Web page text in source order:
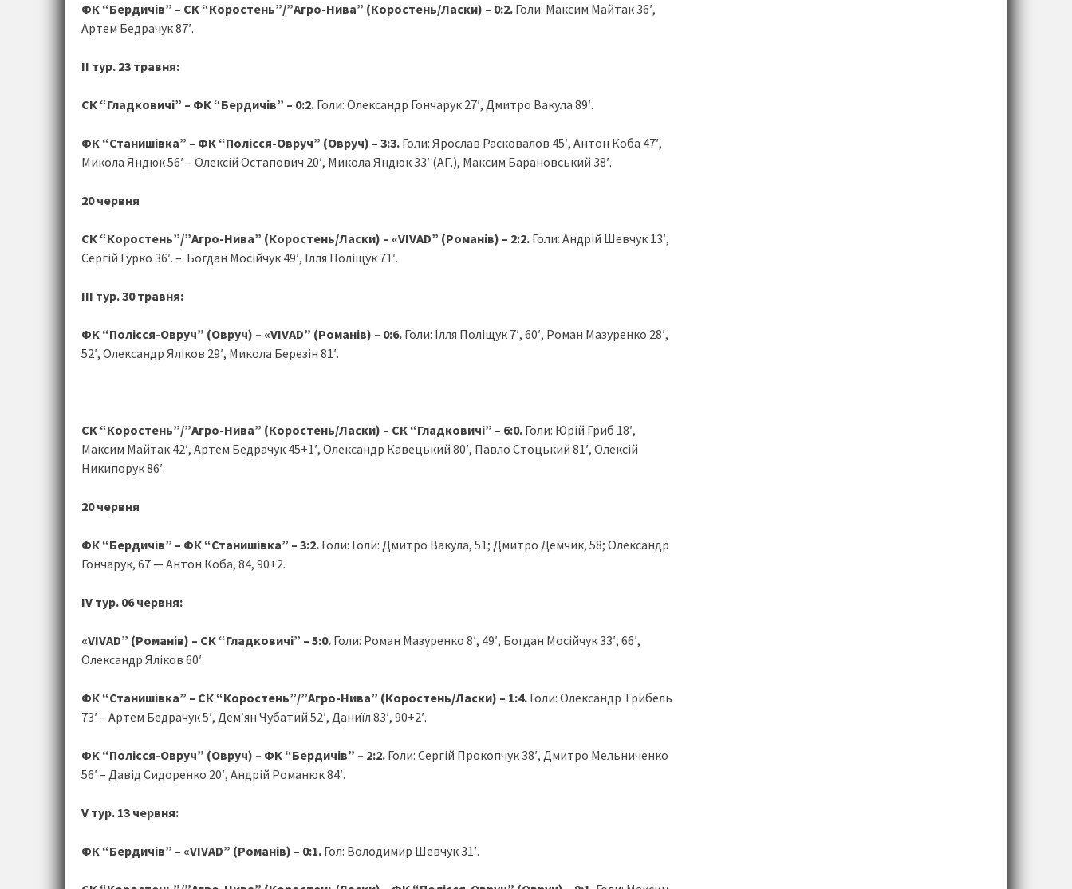
ФК “Бердичів” – СК “Коростень”/”Агро-Нива” (Коростень/Ласки) – 0:2. Голи: Максим Майтак 36′,
Артем Бедрачук 87′.
ІІ тур. 23 травня:
СК “Гладковичі” – ФК “Бердичів” – 0:2. Голи: Олександр Гончарук 27′, Дмитро Вакула 89′.
ФК “Станишівка” – ФК “Полісся-Овруч” (Овруч) – 3:3. Голи: Ярослав Расковалов 45′, Антон Коба 47′,
Микола Яндюк 56′ – Олексій Остапович 20′, Микола Яндюк 33′ (АГ.), Максим Барановський 38′.
20 червня
СК “Коростень”/”Агро-Нива” (Коростень/Ласки) – «VIVAD” (Романів) – 2:2. Голи: Андрій Шевчук 13′,
Сергій Гурко 36′. – Богдан Мосійчук 49′, Ілля Поліщук 71′.
IІІ тур. 30 травня:
ФК “Полісся-Овруч” (Овруч) – «VIVAD” (Романів) – 0:6. Голи: Ілля Поліщук 7′, 60′, Роман Мазуренко 28′,
52′, Олександр Яліков 29′, Микола Березін 81′.
СК “Коростень”/”Агро-Нива” (Коростень/Ласки) – СК “Гладковичі” – 6:0. Голи: Юрій Гриб 18′,
Максим Майтак 42′, Артем Бедрачук 45+1′, Олександр Кавецький 80′, Павло Стоцький 81′, Олексій
Никипорук 86′.
20 червня
ФК “Бердичів” – ФК “Станишівка” – 3:2. Голи: Голи: Дмитро Вакула, 51; Дмитро Демчик, 58; Олександр
Гончарук, 67 — Антон Коба, 84, 90+2.
ІV тур. 06 червня:
«VIVAD” (Романів) – СК “Гладковичі” – 5:0. Голи: Роман Мазуренко 8′, 49′, Богдан Мосійчук 33′, 66′,
Олександр Яліков 60′.
ФК “Станишівка” – СК “Коростень”/”Агро-Нива” (Коростень/Ласки) – 1:4. Голи: Олександр Трибель
73′ – Артем Бедрачук 5′, Дем’ян Чубатий 52′, Даниїл 83′, 90+2′.
ФК “Полісся-Овруч” (Овруч) – ФК “Бердичів” – 2:2. Голи: Сергій Прокопчук 38′, Дмитро Мельниченко
56′ – Давід Сидоренко 20′, Андрій Романюк 84′.
V тур. 13 червня:
ФК “Бердичів” – «VIVAD” (Романів) – 0:1. Гол: Володимир Шевчук 31′.